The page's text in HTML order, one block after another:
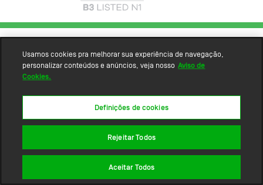
Usamos cookies pra melhorar sua experiência de navegação,
personalizar conteúdos e anúncios, veja nosso Aviso de
Cookies.
Definições de cookies
Rejeitar Todos
Aceitar Todos